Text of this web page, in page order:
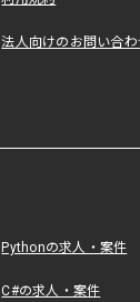
法人向けのお問い合わ
Pythonの求人・案件
C#の求人・案件